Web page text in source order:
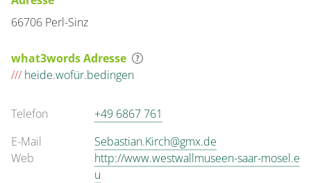
66706 Perl-Sinz
what3words Adresse
/// heide.wofür.bedingen
Telefon
+49 6867 761
E-Mail
Sebastian.Kirch@gmx.de
Web
http://www.westwallmuseen-saar-mosel.e
u